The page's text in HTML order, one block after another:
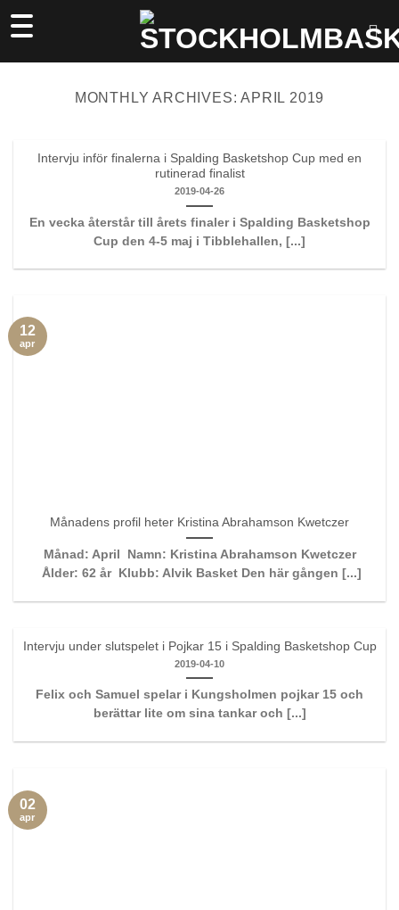
to
MONTHLY ARCHIVES:APRIL 2019
Intervju inför finalerna i Spalding Basketshop Cup med en
rutinerad finalist
2019-04-26
En vecka återstår till årets finaler i Spalding Basketshop
Cup den 4-5 maj i Tibblehallen, [...]
Månadens profil heter Kristina Abrahamson Kwetczer
Månad: April Namn: Kristina Abrahamson Kwetczer
Ålder: 62 år Klubb: Alvik Basket Den här gången [...]
12
apr
Intervju under slutspelet i Pojkar 15 i Spalding Basketshop Cup
2019-04-10
Felix och Samuel spelar i Kungsholmen pojkar 15 och
berättar lite om sina tankar och [...]
02
apr